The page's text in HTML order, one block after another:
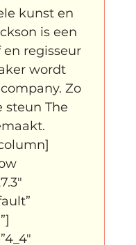
kunst en
is een
en regisseur
wordt
Zo
steun The